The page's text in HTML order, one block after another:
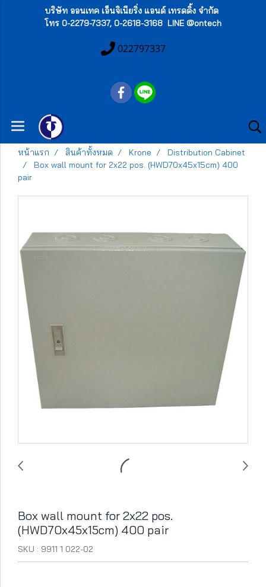
บริษัท ออนเทค เอ็นจิเนียริ่ง แอนด์ เทรดดิ้ง จำกัด
โทร 0-2279-7337, 0-2618-3168 LINE @ontech
022797337
หน้าแรก สินค้าทั้งหมด Krone
Distribution Cabinet
Box wall mount for 2x22 pos. (HWD70x45x15cm) 400
pair
Box wall mount for 2x22 pos.
(HWD70x45x15cm) 400 pair
SKU : 9911 1 022-02